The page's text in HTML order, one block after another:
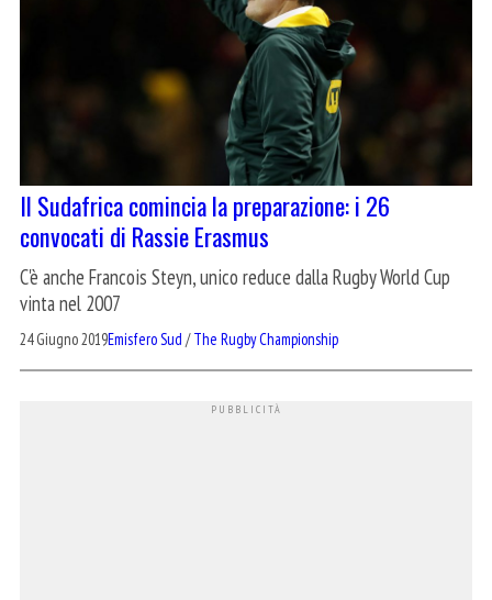
Il Sudafrica comincia la preparazione: i 26
convocati di Rassie Erasmus
C'è anche Francois Steyn, unico reduce dalla Rugby World Cup
vinta nel 2007
24 Giugno 2019Emisfero Sud /The Rugby Championship